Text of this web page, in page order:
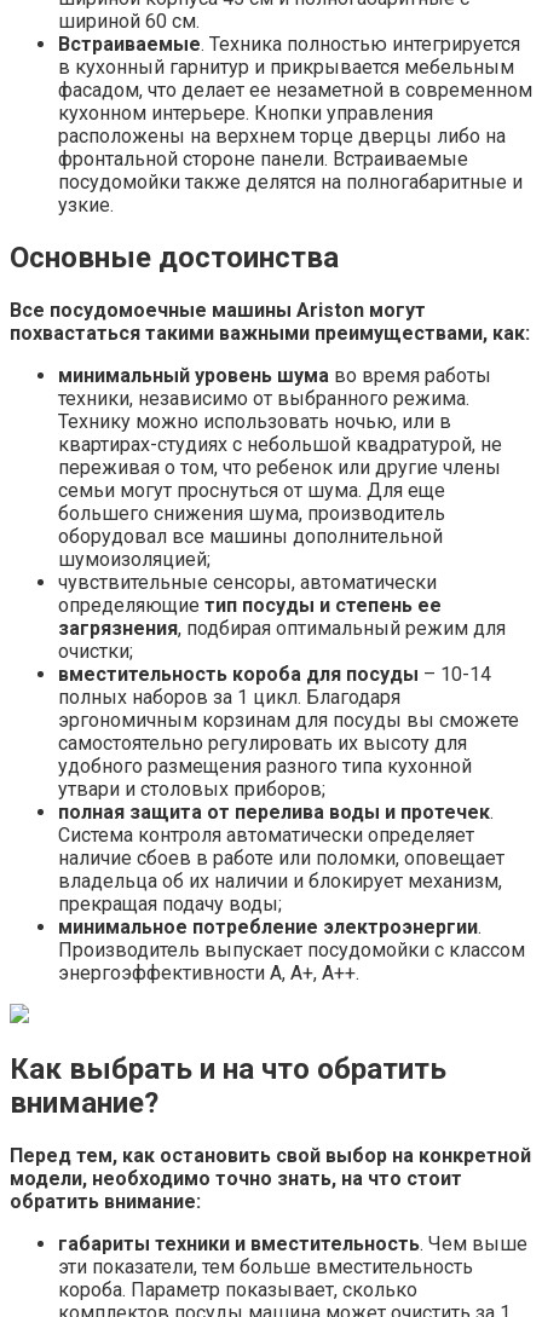
шириной 60 см.
Встраиваемые. Техника полностью интегрируется
в кухонный гарнитур и прикрывается мебельным
фасадом, что делает ее незаметной в современном
кухонном интерьере. Кнопки управления
расположены на верхнем торце дверцы либо на
фронтальной стороне панели. Встраиваемые
посудомойки также делятся на полногабаритные и
узкие.
Основные достоинства
Все посудомоечные машины Ariston могут
похвастаться такими важными преимуществами, как:
минимальный уровень шума во время работы
техники, независимо от выбранного режима.
Технику можно использовать ночью, или в
квартирах-студиях с небольшой квадратурой, не
переживая о том, что ребенок или другие члены
семьи могут проснуться от шума. Для еще
большего снижения шума, производитель
оборудовал все машины дополнительной
шумоизоляцией;
чувствительные сенсоры, автоматически
определяющие тип посуды и степень ее
загрязнения, подбирая оптимальный режим для
очистки;
вместительность короба для посуды – 10-14
полных наборов за 1 цикл. Благодаря
эргономичным корзинам для посуды вы сможете
самостоятельно регулировать их высоту для
удобного размещения разного типа кухонной
утвари и столовых приборов;
полная защита от перелива воды и протечек.
Система контроля автоматически определяет
наличие сбоев в работе или поломки, оповещает
владельца об их наличии и блокирует механизм,
прекращая подачу воды;
минимальное потребление электроэнергии.
Производитель выпускает посудомойки с классом
энергоэффективности А, А+, А++.
Как выбрать и на что обратить
внимание?
Перед тем, как остановить свой выбор на конкретной
модели, необходимо точно знать, на что стоит
обратить внимание:
габариты техники и вместительность. Чем выше
эти показатели, тем больше вместительность
короба. Параметр показывает, сколько